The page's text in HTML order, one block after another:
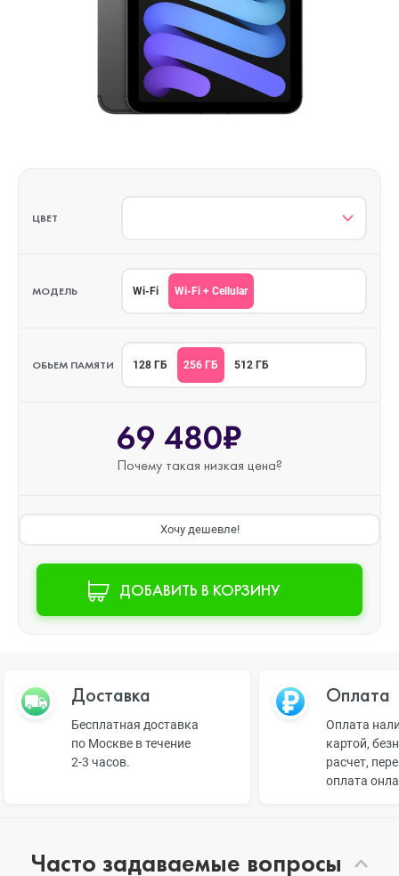
ЦВЕТ
МОДЕЛЬ Wi-Fi Wi-Fi + Cellular
ОБЬЕМ ПАМЯТИ 128 ГБ 256 ГБ 512 ГБ
69 480₽
Почему такая низкая цена?
Хочу дешевле!
ДОБАВИТЬ В КОРЗИНУ
Доставка
Бесплатная доставка
по Москве в течение
2-3 часов.
Оплата
Оплата
картой,
расчет,
оплата
Часто задаваемые вопросы